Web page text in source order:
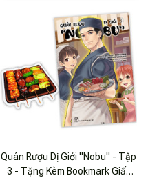
Quán Rượu Dị Giới "Nobu" - Tập
3 - Tặng Kèm Bookmark Giấy